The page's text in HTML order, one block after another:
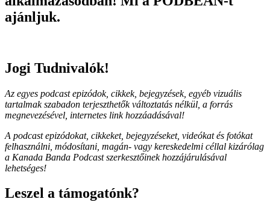
ajánljuk.
Jogi Tudnivalók!
Az egyes podcast epizódok, cikkek, bejegyzések, egyéb vizuális
tartalmak szabadon terjeszthetők változtatás nélkül, a forrás
megnevezésével, internetes link hozzáadásával!
A podcast epizódokat, cikkeket, bejegyzéseket, videókat és fotókat
felhasználni, módosítani, magán- vagy kereskedelmi céllal kizárólag
a Kanada Banda Podcast szerkesztőinek hozzájárulásával
lehetséges!
Leszel a támogatónk?